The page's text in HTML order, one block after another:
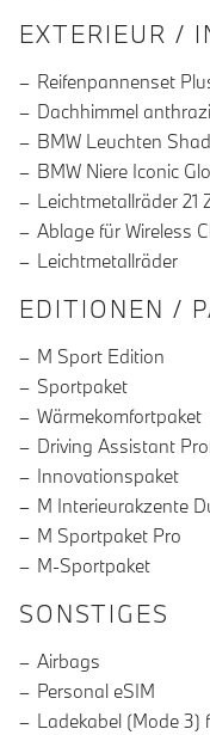
EXTERIEUR /
Reifenpannenset
Dachhimmel
BMW Leuchten
BMW Niere Iconic
Leichtmetallräder 21
Ablage für Wireless
Leichtmetallräder
EDITIONEN /
M Sport Edition
Sportpaket
Wärmekomfortpaket
Driving Assistant
Innovationspaket
M Interieurakzente
M Sportpaket Pro
M-Sportpaket
SONSTIGES
Airbags
Personal eSIM
Ladekabel (Mode 3)